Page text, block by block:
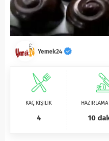
Yemek24
KAÇ KİŞİLİK
4 10